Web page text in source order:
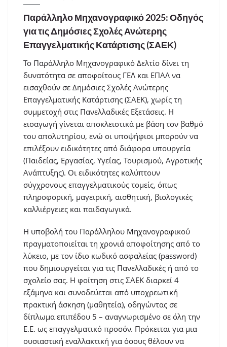
Παράλληλο Μηχανογραφικό 2025: Οδηγός
για τις Δημόσιες Σχολές Ανώτερης
Επαγγελματικής Κατάρτισης (ΣΑΕΚ)
Το Παράλληλο Μηχανογραφικό Δελτίο δίνει τη
δυνατότητα σε αποφοίτους ΓΕΛ και ΕΠΑΛ να
εισαχθούν σε Δημόσιες Σχολές Ανώτερης
Επαγγελματικής Κατάρτισης (ΣΑΕΚ), χωρίς τη
συμμετοχή στις Πανελλαδικές Εξετάσεις. Η
εισαγωγή γίνεται αποκλειστικά με βάση τον βαθμό
του απολυτηρίου, ενώ οι υποψήφιοι μπορούν να
επιλέξουν ειδικότητες από διάφορα υπουργεία
(Παιδείας, Εργασίας, Υγείας, Τουρισμού, Αγροτικής
Ανάπτυξης). Οι ειδικότητες καλύπτουν
σύγχρονους επαγγελματικούς τομείς, όπως
πληροφορική, μαγειρική, αισθητική, βιολογικές
καλλιέργειες και παιδαγωγικά.
Η υποβολή του Παράλληλου Μηχανογραφικού
πραγματοποιείται τη χρονιά αποφοίτησης από το
λύκειο, με τον ίδιο κωδικό ασφαλείας (password)
που δημιουργείται για τις Πανελλαδικές ή από το
σχολείο σας. Η φοίτηση στις ΣΑΕΚ διαρκεί 4
εξάμηνα και συνοδεύεται από υποχρεωτική
πρακτική άσκηση (μαθητεία), οδηγώντας σε
δίπλωμα επιπέδου 5 – αναγνωρισμένο σε όλη την
Ε.Ε. ως επαγγελματικό προσόν. Πρόκειται για μια
ουσιαστική εναλλακτική για όσους θέλουν να